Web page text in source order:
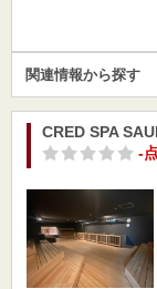
関連情報から探す
CRED SPA
-